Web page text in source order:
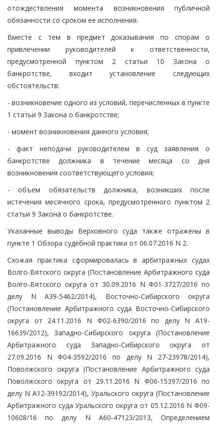
отождествления момента возникновения публичной
обязанности со сроком ее исполнения.
Вместе с тем в предмет доказывания по спорам о
привлечении руководителей к ответственности,
предусмотренной пунктом 2 статьи 10 Закона о
банкротстве, входит установление следующих
обстоятельств:
- возникновение одного из условий, перечисленных в пункте
1 статьи 9 Закона о банкротстве;
- момент возникновения данного условия;
- факт неподачи руководителем в суд заявления о
банкротстве должника в течение месяца со дня
возникновения соответствующего условия;
- объем обязательств должника, возникших после
истечения месячного срока, предусмотренного пунктом 2
статьи 9 Закона о банкротстве.
Указанные выводы Верховного суда также отражены в
пункте 1 Обзора судебной практики от 06.07.2016 N 2.
Схожая практика сформировалась в арбитражных судах
Волго-Вятского округа (Постановление Арбитражного суда
Волго-Вятского округа от 30.09.2016 N Ф01-3727/2016 по
делу N А39-5462/2014), Восточно-Сибирского округа
(Постановление Арбитражного суда Восточно-Сибирского
округа от 24.11.2016 N Ф02-6390/2016 по делу N А19-
16639/2012), Западно-Сибирского округа (Постановление
Арбитражного суда Западно-Сибирского округа от
27.09.2016 N Ф04-3592/2016 по делу N 27-23978/2014),
Поволжского округа (Постановление Арбитражного суда
Поволжского округа от 29.11.2016 N Ф06-15397/2016 по
делу N А12-39192/2014), Уральского округа (Постановление
Арбитражного суда Уральского округа от 05.12.2016 N Ф09-
10608/16 по делу N А60-47123/2013, Определением